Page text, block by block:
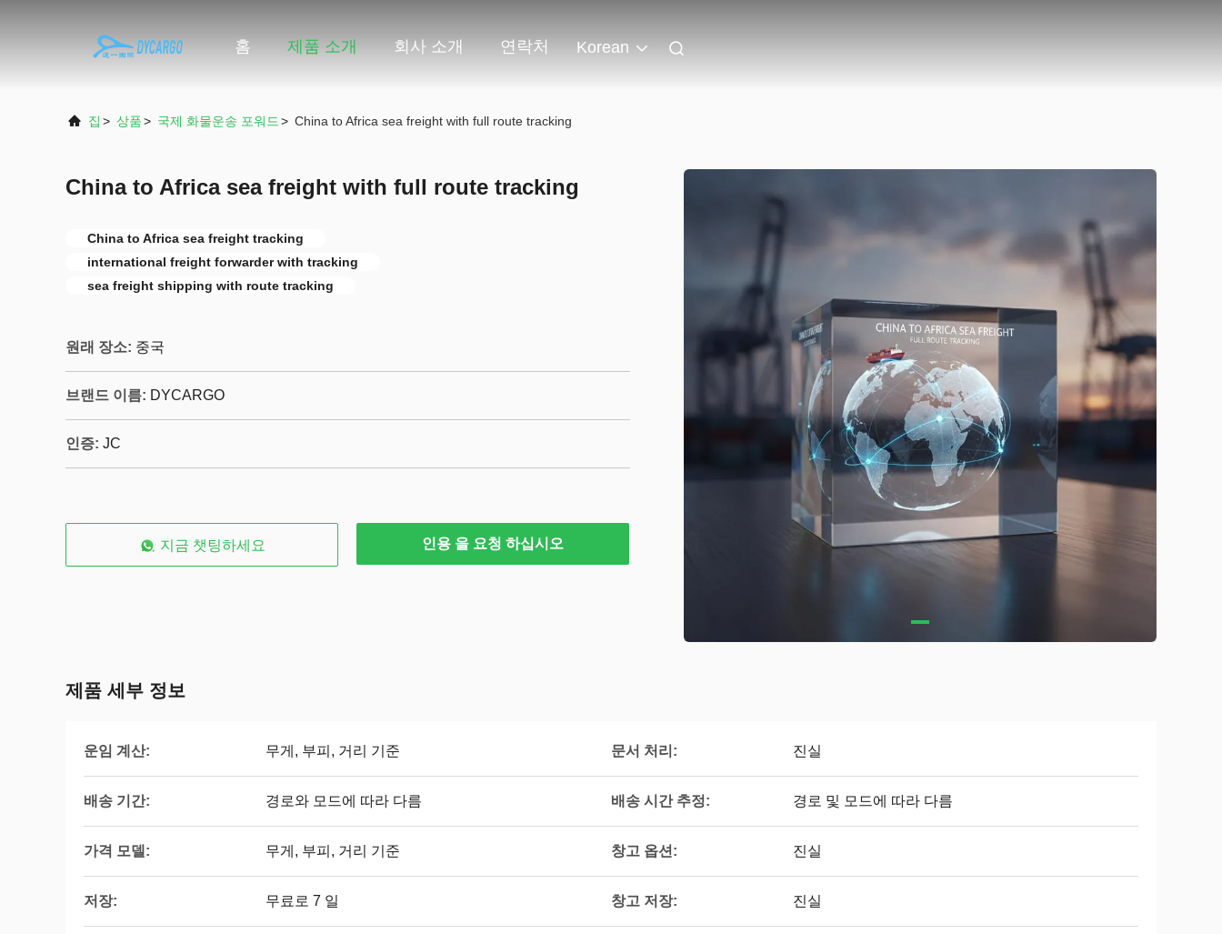
홈 제품 소개 회사 소개 연락처 Korean
집 > 상품> 국제 화물운송 포워드 > China to Africa sea freight with full route tracking
China to Africa sea freight with full route tracking
China to Africa sea freight tracking
international freight forwarder with tracking
sea freight shipping with route tracking
원래 장소: 중국
브랜드 이름: DYCARGO
인증: JC
지금 챗팅하세요 인용 을 요청 하십시오
제품 세부 정보
운임 계산: 무게, 부피, 거리 기준 문서 처리: 진실
배송 기간: 경로와 모드에 따라 다름 배송 시간 추정: 경로 및 모드에 따라 다름
가격 모델: 무게, 부피, 거리 기준 창고 옵션: 진실
저장: 무료로 7 일 창고 저장: 진실